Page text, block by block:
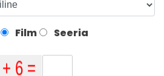
Film Seeria